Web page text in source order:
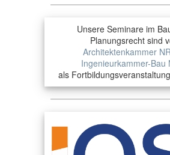
Unsere Seminare im
Planungsrecht sind
Architektenkammer
Ingenieurkammer-Bau
als